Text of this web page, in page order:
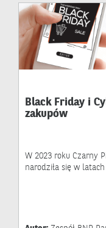
Black Friday i
zakupów
W 2023 roku Czarny
narodziła się w